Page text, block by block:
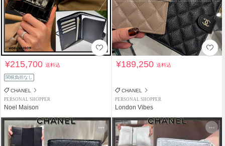
¥215,700送料込
関税負担なし
CHANEL
PERSONAL SHOPPER
Noel Maison
¥189,250送料込
CHANEL
PERSONAL SHOPPER
London Vibes